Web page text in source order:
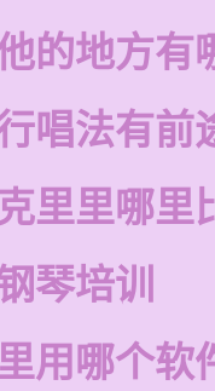
的地方有
唱法有前
里里哪里
琴培训
用哪个软